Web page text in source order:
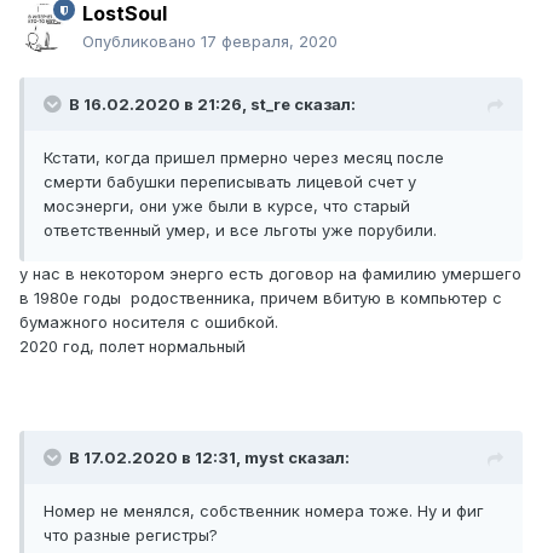
LostSoul
Опубликовано 17 февраля, 2020
В 16.02.2020 в 21:26, st_re сказал:
Кстати, когда пришел прмерно через месяц после
смерти бабушки переписывать лицевой счет у
мосэнерги, они уже были в курсе, что старый
ответственный умер, и все льготы уже порубили.
у нас в некотором энерго есть договор на фамилию умершего
в 1980е годы родоственника, причем вбитую в компьютер с
бумажного носителя с ошибкой.
2020 год, полет нормальный
В 17.02.2020 в 12:31, myst сказал:
Номер не менялся, собственник номера тоже. Ну и фиг
что разные регистры?